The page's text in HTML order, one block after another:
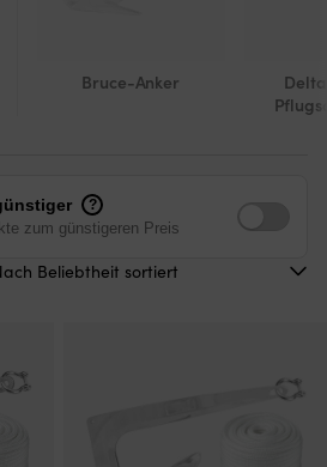
Bruce-Anker
?
zum günstigeren Preis